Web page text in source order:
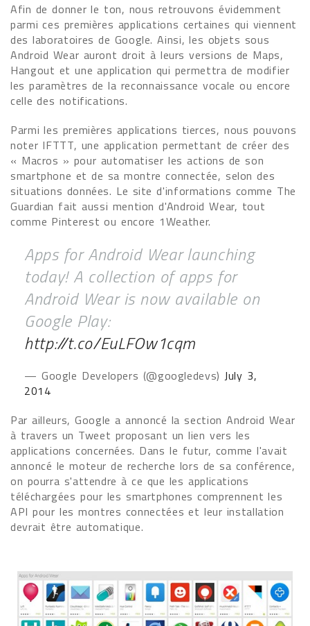
Afin de donner le ton, nous retrouvons évidemment
parmi ces premières applications certaines qui viennent
des laboratoires de Google. Ainsi, les objets sous
Android Wear auront droit à leurs versions de Maps,
Hangout et une application qui permettra de modifier
les paramètres de la reconnaissance vocale ou encore
celle des notifications.
Parmi les premières applications tierces, nous pouvons
noter IFTTT, une application permettant de créer des
« Macros » pour automatiser les actions de son
smartphone et de sa montre connectée, selon des
situations données. Le site d'informations comme The
Guardian fait aussi mention d'Android Wear, tout
comme Pinterest ou encore 1Weather.
Apps for Android Wear launching
today! A collection of apps for
Android Wear is now available on
Google Play:
http://t.co/EuLFOw1cqm
— Google Developers (@googledevs)July 3,
2014
Par ailleurs, Google a annoncé la section Android Wear
à travers un Tweet proposant un lien vers les
applications concernées. Dans le futur, comme l'avait
annoncé le moteur de recherche lors de sa conférence,
on pourra s'attendre à ce que les applications
téléchargées pour les smartphones comprennent les
API pour les montres connectées et leur installation
devrait être automatique.